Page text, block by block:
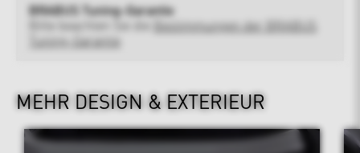
BRABUS Tuning-Garantie
Bitte beachten Sie die
Bestimmungen der BRABUS
Tuning-Garantie
MEHR DESIGN & EXTERIEUR